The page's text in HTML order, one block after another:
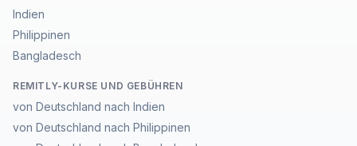
Indien
Philippinen
Bangladesch
REMITLY-KURSE UND GEBÜHREN
von Deutschland nach Indien
von Deutschland nach Philippinen